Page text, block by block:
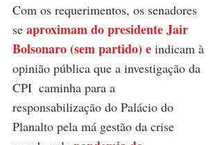
Com os requerimentos, os senadores
se aproximam do presidente Jair
Bolsonaro (sem partido) e indicam à
opinião pública que a investigação da
CPI  caminha para a
responsabilização do Palácio do
Planalto pela má gestão da crise